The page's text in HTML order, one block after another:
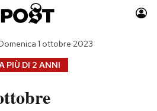
Auto
Moda
PIÙ DI 2 ANNI
1 ottobre 2023